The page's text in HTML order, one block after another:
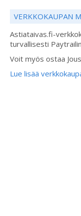
VERKKOKAUPAN
Astiataivas.fi-
turvallisesti
Voit myös ostaa
Lue lisää